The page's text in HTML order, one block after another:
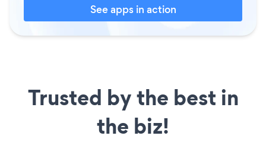
See apps in action
Trusted by the best in
the biz!